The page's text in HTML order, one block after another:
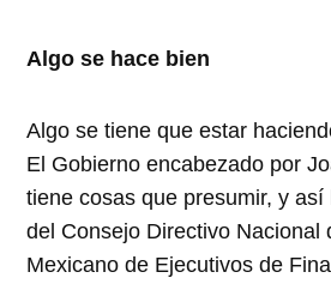
Algo se hace bien
Algo se tiene que estar
El Gobierno encabezado por
tiene cosas que presumir, y
del Consejo Directivo Nacional
Mexicano de Ejecutivos de